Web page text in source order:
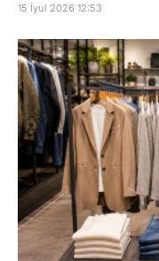
15 İyul 2026 12:53